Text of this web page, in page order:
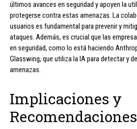
últimos avances en seguridad y apoyen la
protegerse contra estas amenazas. La
usuarios es fundamental para prevenir y
ataques. Además, es crucial que las
en seguridad, como lo está haciendo
Glasswing, que utiliza la IA para detectar y
amenazas.
Implicaciones y
Recomendaciones